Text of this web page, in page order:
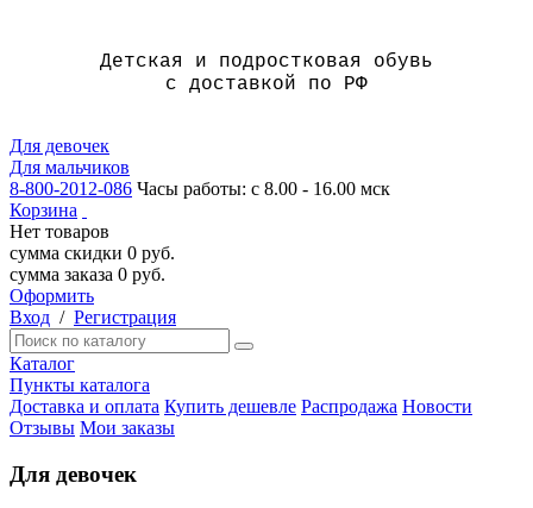
Детская и подростковая обувь
с доставкой по РФ
Для девочек
Для мальчиков
8-800-2012-086 Часы работы: с 8.00 - 16.00 мск
Корзина
Нет товаров
сумма скидки 0 руб.
сумма заказа 0 руб.
Оформить
Вход / Регистрация
Каталог
Пункты каталога
Доставка и оплата Купить дешевле Распродажа Новости
Отзывы Мои заказы
Для девочек